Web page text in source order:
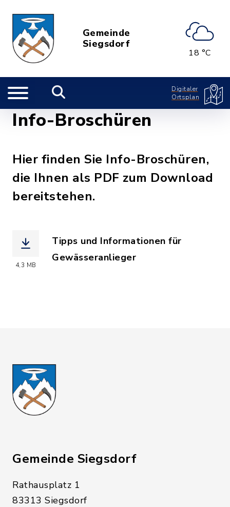
Gemeinde
Siegsdorf
18 °C
Digitaler
Ortsplan
Info-Broschüren
Hier finden Sie Info-Broschüren,
die Ihnen als PDF zum Download
bereitstehen.
4,3 MB
Tipps und Informationen für
Gewässeranlieger
Gemeinde Siegsdorf
Rathausplatz 1
83313 Siegsdorf